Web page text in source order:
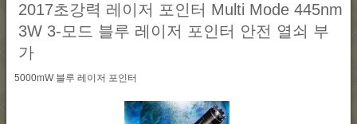
2017초강력 레이저 포인터 Multi Mode 445nm
3W 3-모드 블루 레이저 포인터 안전 열쇠 부
가
5000mW 블루 레이저 포인터